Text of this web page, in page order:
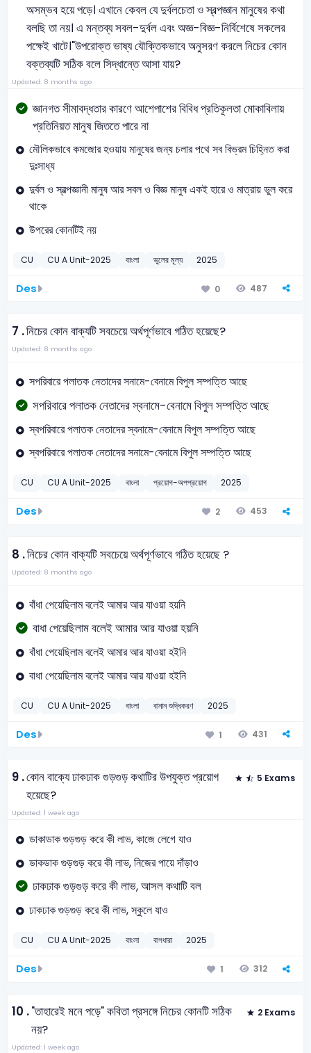
অসম্ভব হয়ে পড়ে। এখানে কেবল যে দুর্বলচেতা ও স্বল্পজ্ঞান মানুষের কথা
বলছি তা নয়। এ মন্তব্য সবল-দুর্বল এবং অজ্ঞ-বিজ্ঞ-নির্বিশেষে সকলের
পক্ষেই খাটে।"উপরোক্ত ভাষ্য যৌক্তিকভাবে অনুসরণ করলে নিচের কোন
বক্তব্যটি সঠিক বলে সিদ্ধান্তে আসা যায়?
Updated: 8 months ago
জ্ঞানগত সীমাবদ্ধতার কারণে আশেপাশের বিবিধ প্রতিকূলতা মোকাবিলায়
প্রতিনিয়ত মানুষ জিততে পারে না
মৌলিকভাবে কমজোর হওয়ায় মানুষের জন্য চলার পথে সব বিভ্রম চিহ্নিত করা
দুঃসাধ্য
দুর্বল ও স্বল্পজ্ঞানী মানুষ আর সবল ও বিজ্ঞ মানুষ একই হারে ও মাত্রায় ভুল করে
থাকে
উপরের কোনটিই নয়
CU CU A Unit-2025 বাংলা ভুলের মূল্য 2025
Des 0 487
7 .নিচের কোন বাক্যটি সবচেয়ে অর্থপূর্ণভাবে গঠিত হয়েছে?
Updated: 8 months ago
সপরিবারে পলাতক নেতাদের সনামে-বেনামে বিপুল সম্পত্তি আছে
সপরিবারে পলাতক নেতাদের স্বনামে-বেনামে বিপুল সম্পত্তি আছে
স্বপরিবারে পলাতক নেতাদের স্বনামে-বেনামে বিপুল সম্পত্তি আছে
স্বপরিবারে পলাতক নেতাদের সনামে-বেনামে বিপুল সম্পত্তি আছে
CU CU A Unit-2025 বাংলা প্রয়োগ-অপপ্রয়োগ 2025
Des 2 453
8 .নিচের কোন বাক্যটি সবচেয়ে অর্থপূর্ণভাবে গঠিত হয়েছে ?
Updated: 8 months ago
বাঁধা পেয়েছিলাম বলেই আমার আর যাওয়া হয়নি
বাধা পেয়েছিলাম বলেই আমার আর যাওয়া হয়নি
বাঁধা পেয়েছিলাম বলেই আমার আর যাওয়া হইনি
বাধা পেয়েছিলাম বলেই আমার আর যাওয়া হইনি
CU CU A Unit-2025 বাংলা বানান শুদ্ধিকরণ 2025
Des 1 431
9 .কোন বাক্যে ঢাকঢাক গুড়গুড় কথাটির উপযুক্ত প্রয়োগ
হয়েছে?
5 Exams
Updated: 1 week ago
ডাকাডাক গুড়গুড় করে কী লাভ, কাজে লেগে যাও
ডাকডাক গুড়গুড় করে কী লাভ, নিজের পায়ে দাঁড়াও
ঢাকঢাক গুড়গুড় করে কী লাভ, আসল কথাটি বল
ঢাকঢাক গুড়গুড় করে কী লাভ, স্কুলে যাও
CU CU A Unit-2025 বাংলা বাগধারা 2025
Des 1 312
10 ."তাহারেই মনে পড়ে" কবিতা প্রসঙ্গে নিচের কোনটি সঠিক
নয়?
2 Exams
Updated: 1 week ago